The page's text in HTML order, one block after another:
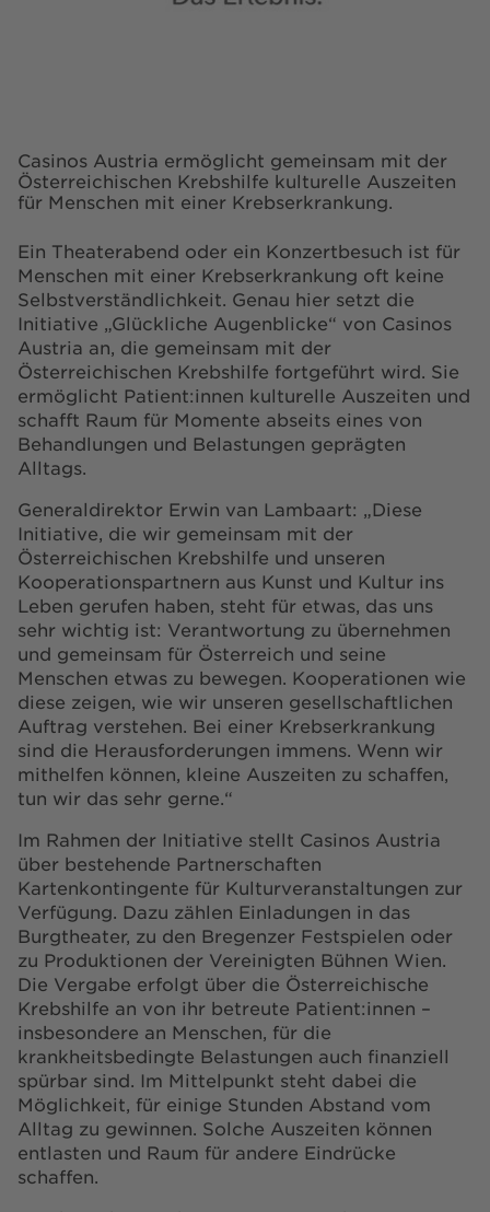
Casinos Austria ermöglicht gemeinsam mit der
Österreichischen Krebshilfe kulturelle Auszeiten
für Menschen mit einer Krebserkrankung.
Ein Theaterabend oder ein Konzertbesuch ist für
Menschen mit einer Krebserkrankung oft keine
Selbstverständlichkeit. Genau hier setzt die
Initiative „Glückliche Augenblicke“ von Casinos
Austria an, die gemeinsam mit der
Österreichischen Krebshilfe fortgeführt wird. Sie
ermöglicht Patient:innen kulturelle Auszeiten und
schafft Raum für Momente abseits eines von
Behandlungen und Belastungen geprägten
Alltags.
Generaldirektor Erwin van Lambaart: „Diese
Initiative, die wir gemeinsam mit der
Österreichischen Krebshilfe und unseren
Kooperationspartnern aus Kunst und Kultur ins
Leben gerufen haben, steht für etwas, das uns
sehr wichtig ist: Verantwortung zu übernehmen
und gemeinsam für Österreich und seine
Menschen etwas zu bewegen. Kooperationen wie
diese zeigen, wie wir unseren gesellschaftlichen
Auftrag verstehen. Bei einer Krebserkrankung
sind die Herausforderungen immens. Wenn wir
mithelfen können, kleine Auszeiten zu schaffen,
tun wir das sehr gerne.“
Im Rahmen der Initiative stellt Casinos Austria
über bestehende Partnerschaften
Kartenkontingente für Kulturveranstaltungen zur
Verfügung. Dazu zählen Einladungen in das
Burgtheater, zu den Bregenzer Festspielen oder
zu Produktionen der Vereinigten Bühnen Wien.
Die Vergabe erfolgt über die Österreichische
Krebshilfe an von ihr betreute Patient:innen –
insbesondere an Menschen, für die
krankheitsbedingte Belastungen auch finanziell
spürbar sind. Im Mittelpunkt steht dabei die
Möglichkeit, für einige Stunden Abstand vom
Alltag zu gewinnen. Solche Auszeiten können
entlasten und Raum für andere Eindrücke
schaffen.